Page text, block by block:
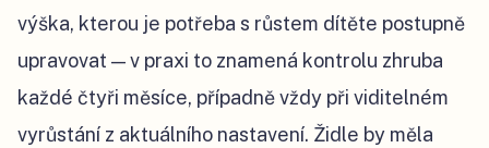
výška, kterou je potřeba s růstem dítěte postupně
upravovat — v praxi to znamená kontrolu zhruba
každé čtyři měsíce, případně vždy při viditelném
vyrůstání z aktuálního nastavení. Židle by měla